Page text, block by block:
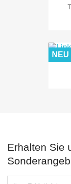
NEU
Erhalten Sie